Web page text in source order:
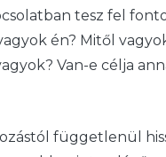
tesz fel
én? Mitől
Van-e célja
függetlenül